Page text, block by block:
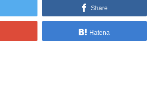
Share
Hatena